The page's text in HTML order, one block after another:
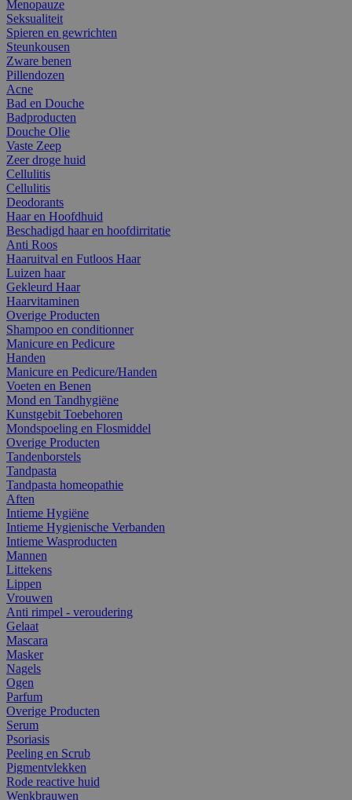
Menopauze
Seksualiteit
Spieren en gewrichten
Steunkousen
Zware benen
Pillendozen
Acne
Bad en Douche
Badproducten
Douche Olie
Vaste Zeep
Zeer droge huid
Cellulitis
Cellulitis
Deodorants
Haar en Hoofdhuid
Beschadigd haar en hoofdirritatie
Anti Roos
Haaruitval en Futloos Haar
Luizen haar
Gekleurd Haar
Haarvitaminen
Overige Producten
Shampoo en conditionner
Manicure en Pedicure
Handen
Manicure en Pedicure/Handen
Voeten en Benen
Mond en Tandhygiëne
Kunstgebit Toebehoren
Mondspoeling en Flosmiddel
Overige Producten
Tandenborstels
Tandpasta
Tandpasta homeopathie
Aften
Intieme Hygiëne
Intieme Hygienische Verbanden
Intieme Wasproducten
Mannen
Littekens
Lippen
Vrouwen
Anti rimpel - veroudering
Gelaat
Mascara
Masker
Nagels
Ogen
Parfum
Overige Producten
Serum
Psoriasis
Peeling en Scrub
Pigmentvlekken
Rode reactive huid
Wenkbrauwen